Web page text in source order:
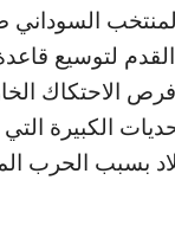
لتوسيع
فرص الاحتكاك
الكبيرة
بسبب الحرب